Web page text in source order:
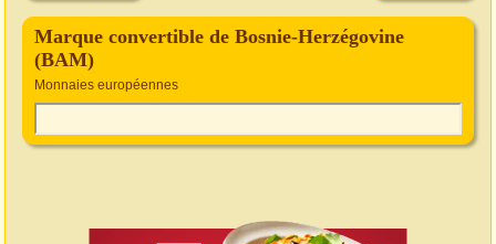
Marque convertible de Bosnie-Herzégovine
(BAM)
Monnaies européennes